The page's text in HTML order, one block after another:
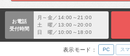
お電話
受付時間
月～金／14:00～21:00
土 曜／13:00～20:00
日 曜／10:00～18:00
表示モード： PC ス